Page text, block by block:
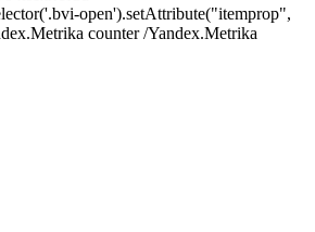
open').setAttribute("itemprop",
counter/Yandex.Metrika